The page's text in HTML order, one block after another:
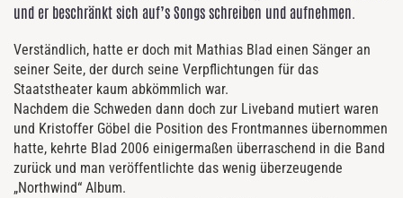
und er beschränkt sich auf’s Songs schreiben und aufnehmen.
Verständlich, hatte er doch mit Mathias Blad einen Sänger an
seiner Seite, der durch seine Verpflichtungen für das
Staatstheater kaum abkömmlich war.
Nachdem die Schweden dann doch zur Liveband mutiert waren
und Kristoffer Göbel die Position des Frontmannes übernommen
hatte, kehrte Blad 2006 einigermaßen überraschend in die Band
zurück und man veröffentlichte das wenig überzeugende
„Northwind“ Album.